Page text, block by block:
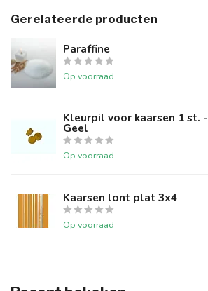
Gerelateerde producten
Paraffine
Op voorraad
Kleurpil voor kaarsen 1 st. -
Geel
Op voorraad
Kaarsen lont plat 3x4
Op voorraad